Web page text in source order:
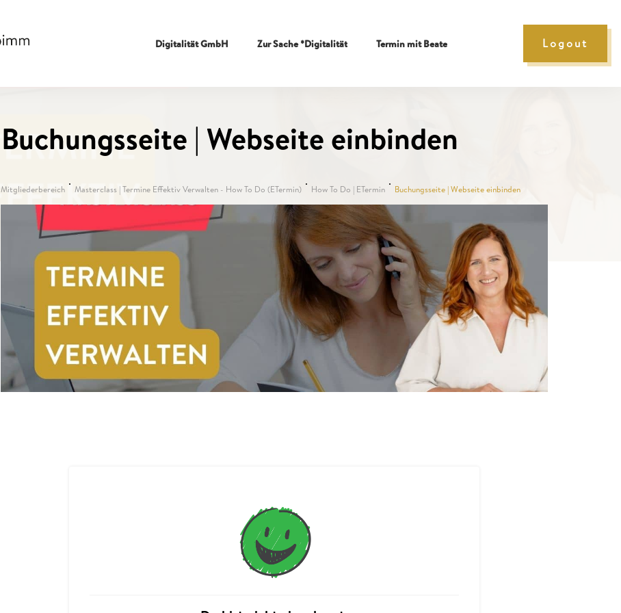
Digitalität GmbH Zur Sache *Digitalität Termin mit Beate Logout
Buchungsseite | Webseite einbinden
Mitgliederbereich Masterclass | Termine Effektiv Verwalten - How To Do (eTermin) How To Do | ETermin Buchungsseite | Webseite einbinden